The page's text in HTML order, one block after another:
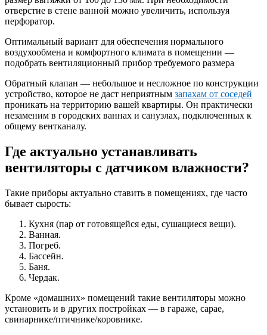
отверстие в стене ванной можно увеличить, используя
перфоратор.
Оптимальный вариант для обеспечения нормального
воздухообмена и комфортного климата в помещении —
подобрать вентиляционный прибор требуемого размера
Обратный клапан — небольшое и несложное по конструкции
устройство, которое не даст неприятным запахам от соседей
проникать на территорию вашей квартиры. Он практически
незаменим в городских ваннах и санузлах, подключенных к
общему вентканалу.
Где актуально устанавливать
вентиляторы с датчиком влажности?
Такие приборы актуально ставить в помещениях, где часто
бывает сырость:
Кухня (пар от готовящейся еды, сушащиеся вещи).
Ванная.
Погреб.
Бассейн.
Баня.
Чердак.
Кроме «домашних» помещений такие вентиляторы можно
установить и в других постройках — в гараже, сарае,
свинарнике/птичнике/коровнике.